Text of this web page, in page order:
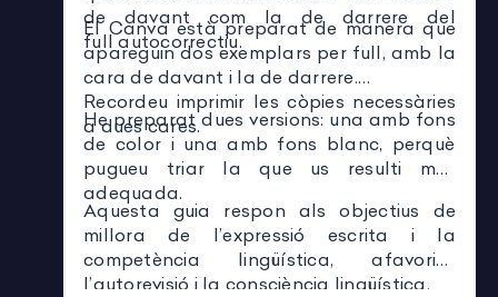
de davant com la de darrere del
full autocorrectiu.
El Canva està preparat de manera que
apareguin dos exemplars per full, amb la
cara de davant i la de darrere.
Recordeu imprimir les còpies necessàries
a dues cares.
He preparat dues versions: una amb fons
de color i una amb fons blanc, perquè
pugueu triar la que us resulti més
adequada.
Aquesta guia respon als objectius de
millora de l’expressió escrita i la
competència lingüística, afavorint
l’autorevisió i la consciència lingüística.